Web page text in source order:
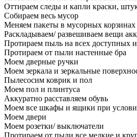
Оттираем следы и капли краски,
Собираем весь мусор
Меняем пакеты в мусорных корзинах
Раскладываем/ развешиваем вещи
Протираем пыль на всех доступных
Протираем от пыли настенные бра
Моем дверные ручки
Моем зеркала и зеркальные
Пылесосим коврик и пол
Моем пол и плинтуса
Аккуратно расставляем обувь
Моем все шкафы и ящики при
Моем двери
Моем розетки/ выключатели
Протираем от пыли все мелкие и